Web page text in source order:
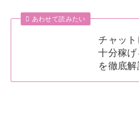
あわせて読みたい
チャッ
十分稼げ
を徹底解